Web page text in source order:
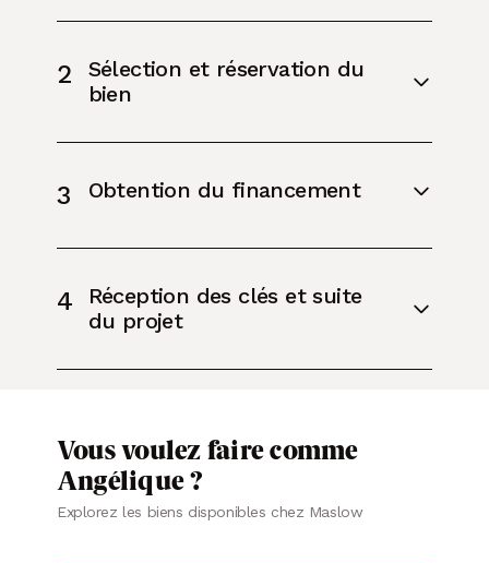
2
Sélection et réservation du
bien
3 Obtention du financement
4
Réception des clés et suite
du projet
Vous voulez faire comme
Angélique ?
Explorez les biens disponibles chez Maslow